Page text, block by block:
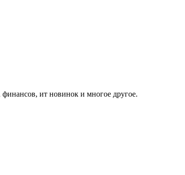
ит новинок и многое другое.